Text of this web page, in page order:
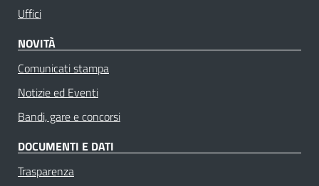
Uffici
NOVITÀ
Comunicati stampa
Notizie ed Eventi
Bandi, gare e concorsi
DOCUMENTI E DATI
Trasparenza